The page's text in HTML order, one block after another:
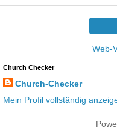
Web-
Church Checker
Church-Checker
Mein Profil vollständig